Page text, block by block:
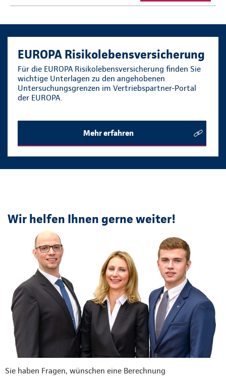
EUROPA Risikolebensversicherung
Für die EUROPA Risikolebensversicherung finden Sie
wichtige Unterlagen zu den angehobenen
Untersuchungsgrenzen im Vertriebspartner-Portal
der EUROPA.
Mehr erfahren
Wir helfen Ihnen gerne weiter!
Sie haben Fragen, wünschen eine Berechnung